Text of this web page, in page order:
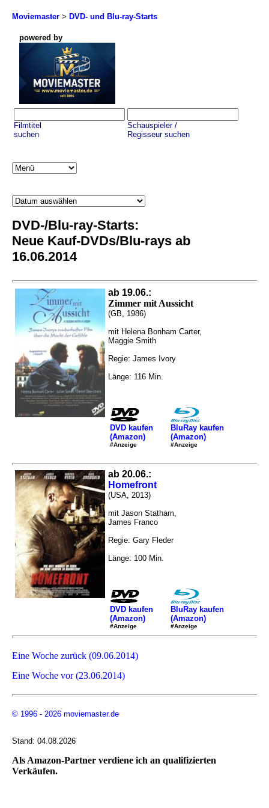
Moviemaster > DVD- und Blu-ray-Starts
powered by
Filmtitel
suchen
Schauspieler /
Regisseur suchen
DVD-/Blu-ray-Starts:
Neue Kauf-DVDs/Blu-rays ab
16.06.2014
ab 19.06.:
Zimmer mit Aussicht
(GB, 1986)
mit Helena Bonham Carter,
Maggie Smith
Regie: James Ivory
Länge: 116 Min.
DVD kaufen
(Amazon)
#Anzeige
BluRay kaufen
(Amazon)
#Anzeige
ab 20.06.:
Homefront
(USA, 2013)
mit Jason Statham,
James Franco
Regie: Gary Fleder
Länge: 100 Min.
DVD kaufen
(Amazon)
#Anzeige
BluRay kaufen
(Amazon)
#Anzeige
Eine Woche zurück (09.06.2014)
Eine Woche vor (23.06.2014)
© 1996 - 2026 moviemaster.de
Stand: 04.08.2026
Als Amazon-Partner verdiene ich an qualifizierten
Verkäufen.